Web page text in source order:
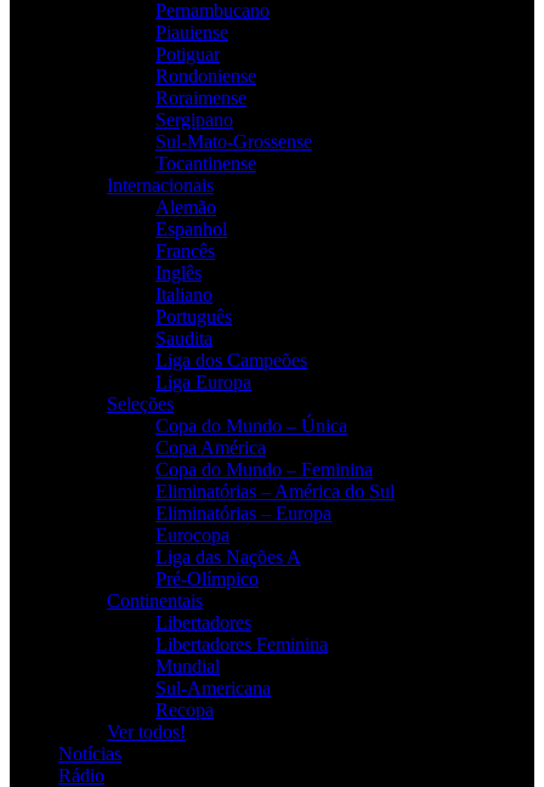
Pernambucano
Piauiense
Potiguar
Rondoniense
Roraimense
Sergipano
Sul-Mato-Grossense
Tocantinense
Internacionais
Alemão
Espanhol
Francês
Inglês
Italiano
Português
Saudita
Liga dos Campeões
Liga Europa
Seleções
Copa do Mundo – Única
Copa América
Copa do Mundo – Feminina
Eliminatórias – América do Sul
Eliminatórias – Europa
Eurocopa
Liga das Nações A
Pré-Olímpico
Continentais
Libertadores
Libertadores Feminina
Mundial
Sul-Americana
Recopa
Ver todos!
Notícias
Rádio